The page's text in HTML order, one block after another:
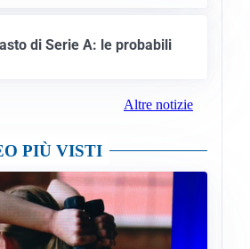
di Serie A: le probabili
Altre notizie
PIÙ VISTI